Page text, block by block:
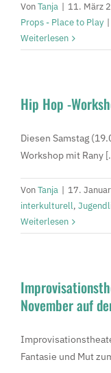
VonTanja | 11. März
Props - Place to Play |
Weiterlesen
Hip Hop -
Diesen Samstag
Workshop mit Rany
VonTanja | 17.
interkulturell,
Weiterlesen
November auf
Fantasie und Mut